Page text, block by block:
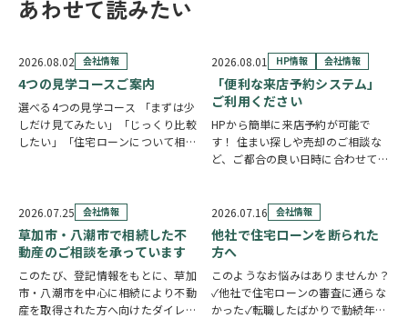
あわせて読みたい
2026.08.02 会社情報
4つの見学コースご案内
選べる4つの見学コース 「まずは少
しだけ見てみたい」「じっくり比較
したい」「住宅ローンについて相談
せて選べる4つの見学コースをご用
意しています。 …
2026.08.01 HP情報 会社情報
「便利な来店予約システム」
ご利用ください
HPから簡単に来店予約が可能で
す！ 住まい探しや売却のご相談な
ど、ご都合の良い日時に合わせてホ
望の日程を選んで、必要事項を入力
するだけで予約完了！ 「まずは相
談だけしたい」「気…
2026.07.25 会社情報
草加市・八潮市で相続した不
動産のご相談を承っています
このたび、登記情報をもとに、草加
市・八潮市を中心に相続により不動
産を取得された方へ向けたダイレク
2026.07.16 会社情報
他社で住宅ローンを断られた
方へ
このようなお悩みはありませんか？
✓他社で住宅ローンの審査に通らな
かった✓転職したばかりで勤続年数